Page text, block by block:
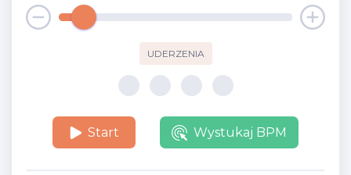
UDERZENIA
Start Wystukaj BPM